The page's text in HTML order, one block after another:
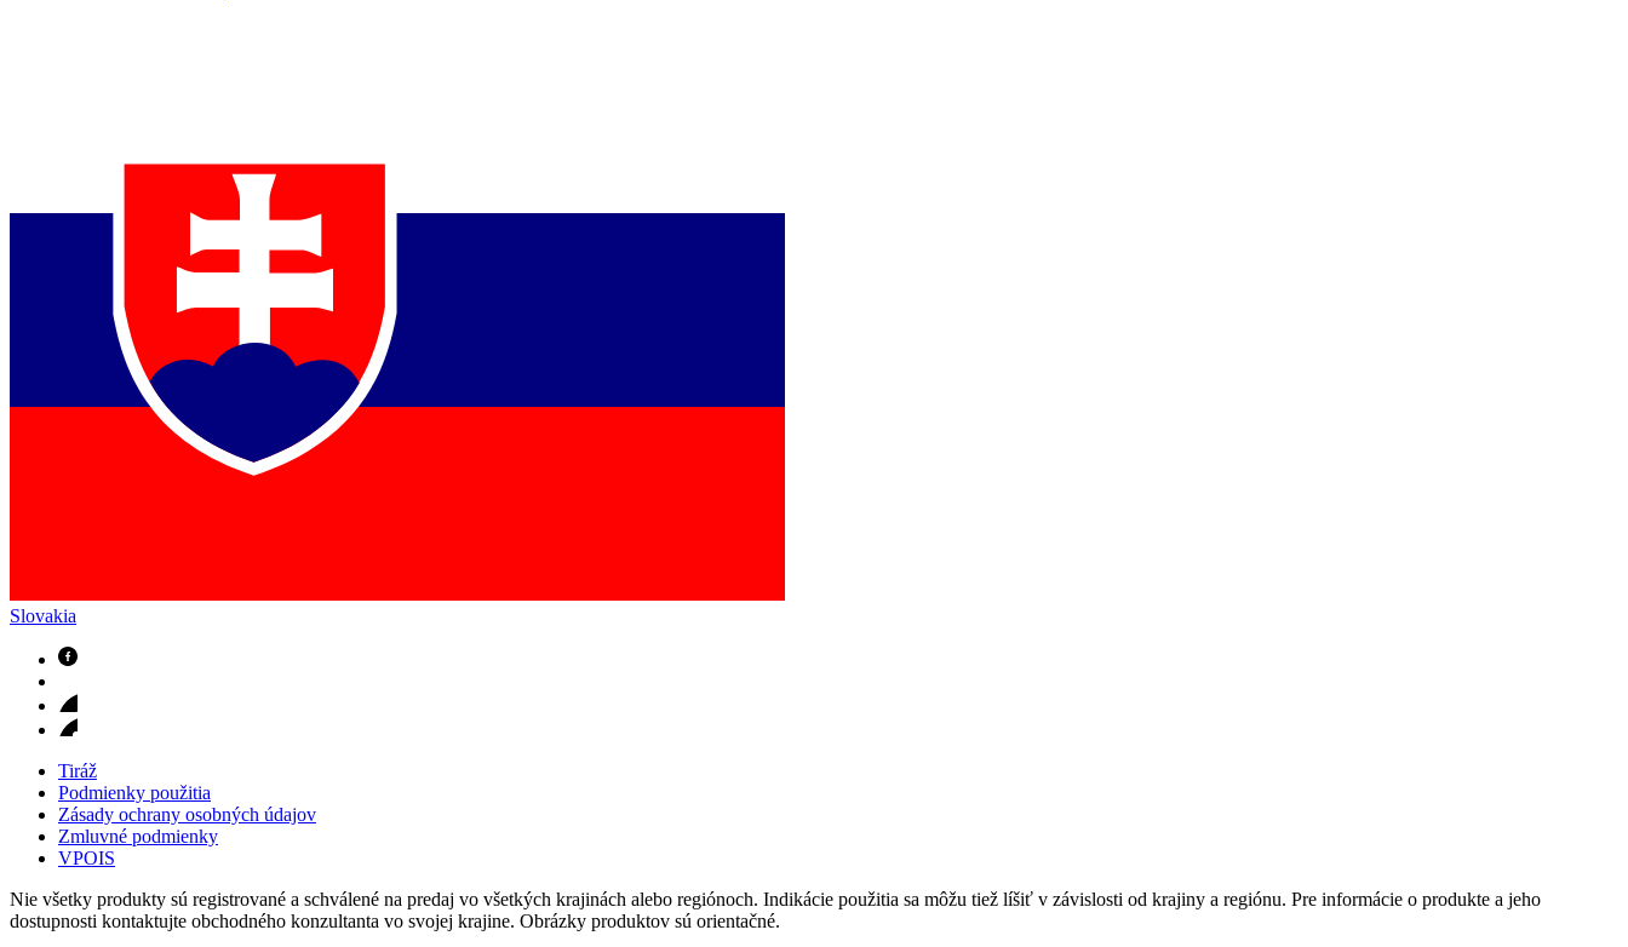
Nefrologické ambulancie
V nefrologických ambulanciách prevádzkujeme poradenstvo a prípravu pacientov k jednotlivým metódam náhrady funkcie obličiek. Zvoľte si mesto, ktoré potrebujete a navštívte nás.
Slovakia
Tiráž
Podmienky použitia
Zásady ochrany osobných údajov
Zmluvné podmienky
VPOIS
Nie všetky produkty sú registrované a schválené na predaj vo všetkých krajinách alebo regiónoch. Indikácie použitia sa môžu tiež líšiť v závislosti od krajiny a regiónu. Pre informácie o produkte a jeho
dostupnosti kontaktujte obchodného konzultanta vo svojej krajine. Obrázky produktov sú orientačné.